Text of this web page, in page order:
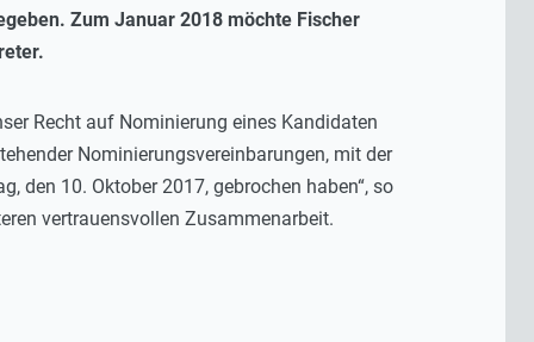
Zum Januar 2018 möchte Fischer
Recht auf Nominierung eines Kandidaten
Nominierungsvereinbarungen, mit der
den 10. Oktober 2017, gebrochen haben“, so
vertrauensvollen Zusammenarbeit.